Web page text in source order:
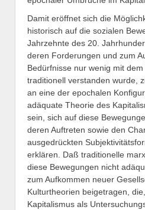
Damit eröffnet sich die
historisch auf die sozialen
Jahrzehnte des 20.
deren Forderungen und zum
Bedürfnisse nur wenig mit
traditionell verstanden wurde,
an eine der epochalen
adäquate Theorie des
sein, sich auf diese
deren Auftreten sowie den
ausgedrückten
erklären. Daß traditionelle
diese Bewegungen nicht
zum Aufkommen neuer
Kulturtheorien beigetragen,
Kapitalismus als